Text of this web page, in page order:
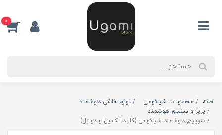
0
خانه محصولات شیائومی
لوازم خانگی هوشمند
پریز و سنسور هوشمند
سوییچ هوشمند شیائومی (کلید تک پل و دو پل)